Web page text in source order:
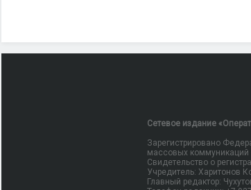
Сетевое издание
Зарегистрировано
массовых коммуникаций
Свидетельство о
Учредитель: Харитонов
Главный редактор: